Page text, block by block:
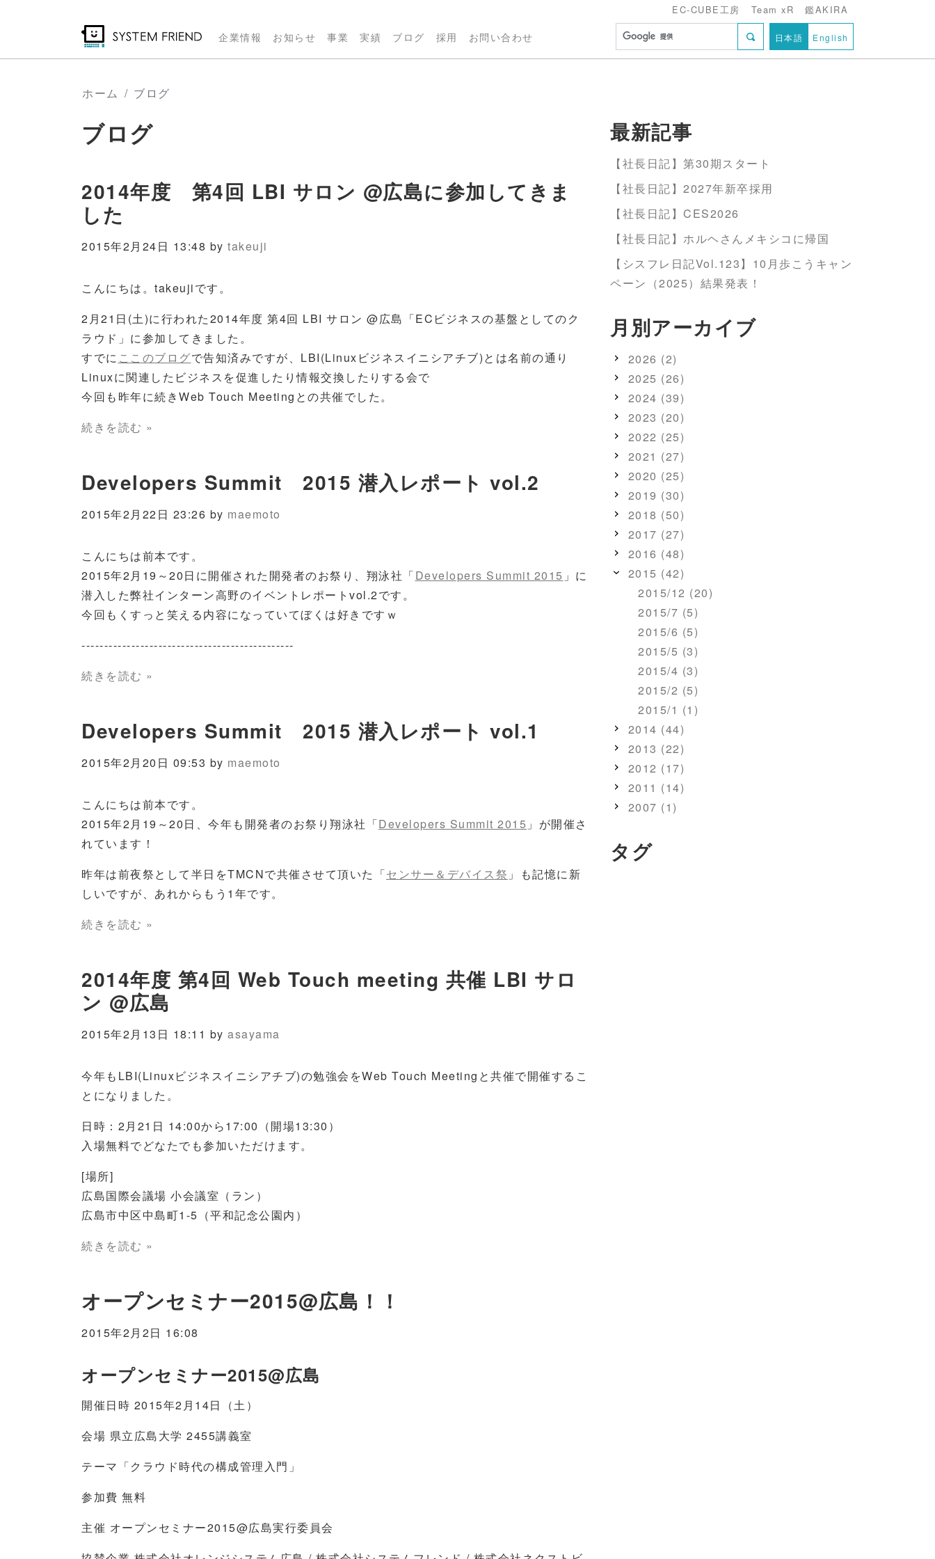
EC-CUBE工房 Team xR 鑑AKIRA
企業情報 お知らせ 事業 実績 ブログ 採用 お問い合わせ 日本語 English
ホーム ブログ
ブログ
2014年度 第4回 LBI サロン @広島に参加してきま
した
2015年2月24日 13:48 by takeuji
こんにちは。takeujiです。
2月21日(土)に行われた2014年度 第4回 LBI サロン @広島「ECビジネスの基盤としてのク
ラウド」に参加してきました。
すでに ここのブログで告知済みですが、LBI(Linuxビジネスイニシアチブ)とは名前の通り
Linuxに関連したビジネスを促進したり情報交換したりする会で
今回も昨年に続きWeb Touch Meetingとの共催でした。
続きを読む »
Developers Summit 2015 潜入レポート vol.2
2015年2月22日 23:26 by maemoto
こんにちは前本です。
2015年2月19～20日に開催された開発者のお祭り、翔泳社「Developers Summit 2015 」に
潜入した弊社インターン高野のイベントレポートvol.2です。
今回もくすっと笑える内容になっていてぼくは好きですｗ
-----------------------------------------------
続きを読む »
Developers Summit 2015 潜入レポート vol.1
2015年2月20日 09:53 by maemoto
こんにちは前本です。
2015年2月19～20日、今年も開発者のお祭り翔泳社「Developers Summit 2015 」が開催さ
れています！
昨年は前夜祭として半日をTMCNで共催させて頂いた「センサー＆デバイス祭 」も記憶に新
しいですが、あれからもう1年です。
続きを読む »
2014年度 第4回 Web Touch meeting 共催 LBI サロ
ン @広島
2015年2月13日 18:11 by asayama
今年もLBI(Linuxビジネスイニシアチブ)の勉強会をWeb Touch Meetingと共催で開催するこ
とになりました。
日時：2月21日 14:00から17:00（開場13:30）
入場無料でどなたでも参加いただけます。
[場所]
広島国際会議場 小会議室（ラン）
広島市中区中島町1-5（平和記念公園内）
続きを読む »
オープンセミナー2015@広島！！
2015年2月2日 16:08
オープンセミナー2015@広島
開催日時 2015年2月14日（土）
会場 県立広島大学 2455講義室
テーマ「クラウド時代の構成管理入門」
参加費 無料
主催 オープンセミナー2015@広島実行委員会
最新記事
【社長日記】第30期スタート
【社長日記】2027年新卒採用
【社長日記】CES2026
【社長日記】ホルヘさんメキシコに帰国
【シスフレ日記Vol.123】10月歩こうキャン
ペーン（2025）結果発表！
月別アーカイブ
2026 (2)
2025 (26)
2024 (39)
2023 (20)
2022 (25)
2021 (27)
2020 (25)
2019 (30)
2018 (50)
2017 (27)
2016 (48)
2015 (42)
2015/12 (20)
2015/7 (5)
2015/6 (5)
2015/5 (3)
2015/4 (3)
2015/2 (5)
2015/1 (1)
2014 (44)
2013 (22)
2012 (17)
2011 (14)
2007 (1)
タグ